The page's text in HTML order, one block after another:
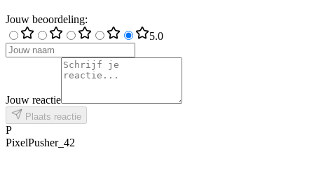
Jouw beoordeling:
5.0
Jouw reactie
Plaats reactie
P
PixelPusher_42